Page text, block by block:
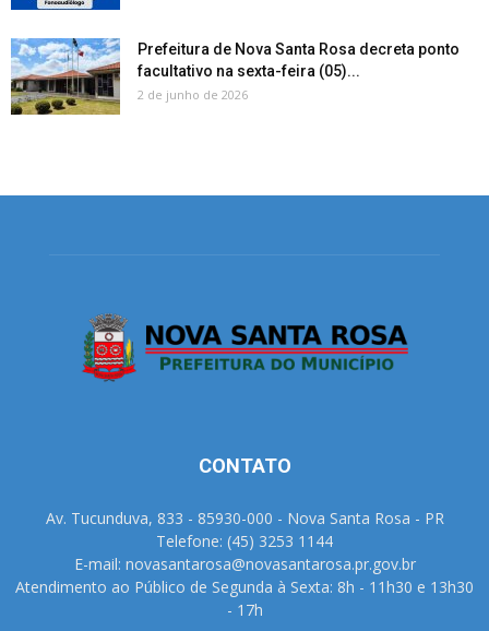
Prefeitura de Nova Santa Rosa decreta ponto
facultativo na sexta-feira (05)...
2 de junho de 2026
CONTATO
Av. Tucunduva, 833 - 85930-000 - Nova Santa Rosa - PR
Telefone: (45) 3253 1144
E-mail: novasantarosa@novasantarosa.pr.gov.br
Atendimento ao Público de Segunda à Sexta: 8h - 11h30 e 13h30
- 17h